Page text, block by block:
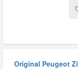
Original Peugeot